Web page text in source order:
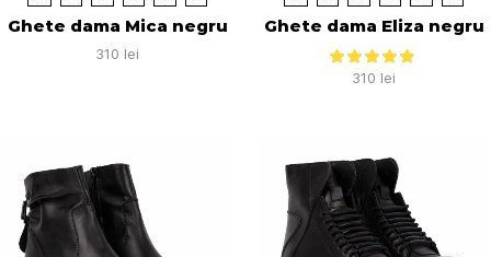
Ghete dama Mica negru
310 lei
Ghete dama Eliza negru
310 lei